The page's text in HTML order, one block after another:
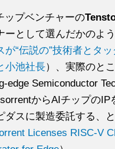
ップベンチャーの
ーとして選んだかのよ
が“伝説の”技術者とタ
小池社長）、実際のとこ
edge Semiconductor
からAIチップのIP
ダスに製造委託する、
Licenses RISC-V